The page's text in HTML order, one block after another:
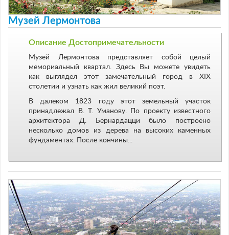
Музей Лермонтова
Описание Достопримечательности
Музей Лермонтова представляет собой целый
мемориальный квартал. Здесь Вы можете увидеть
как выглядел этот замечательный город в XIX
столетии и узнать как жил великий поэт.
В далеком 1823 году этот земельный участок
принадлежал В. Т. Уманову. По проекту известного
архитектора Д. Бернардацци было построено
несколько домов из дерева на высоких каменных
фундаментах. После кончины...